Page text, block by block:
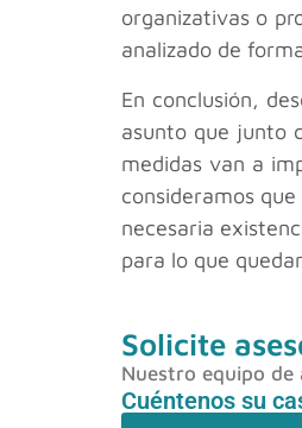
organizativas o
analizado de
En conclusión,
asunto que junto
medidas van a
consideramos
necesaria
para lo que
Solicite
Nuestro equipo
Cuéntenos su